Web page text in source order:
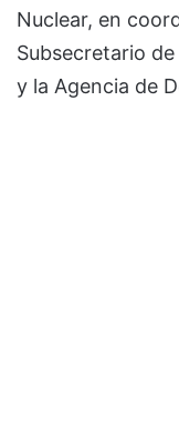
Nuclear, en
Subsecretario
y la Agencia de